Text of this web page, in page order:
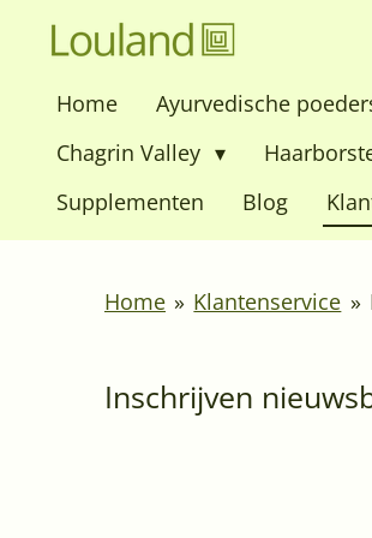
Home Ayurvedische
Chagrin Valley
Supplementen
Blog
Home » Klantenservice »
Inschrijven